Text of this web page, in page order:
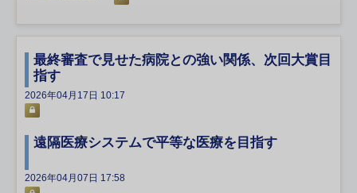
最終審査で見せた病院との強い関係、次回大賞目
指す
2026年04月17日 10:17
遠隔医療システムで平等な医療を目指す
2026年04月07日 17:58